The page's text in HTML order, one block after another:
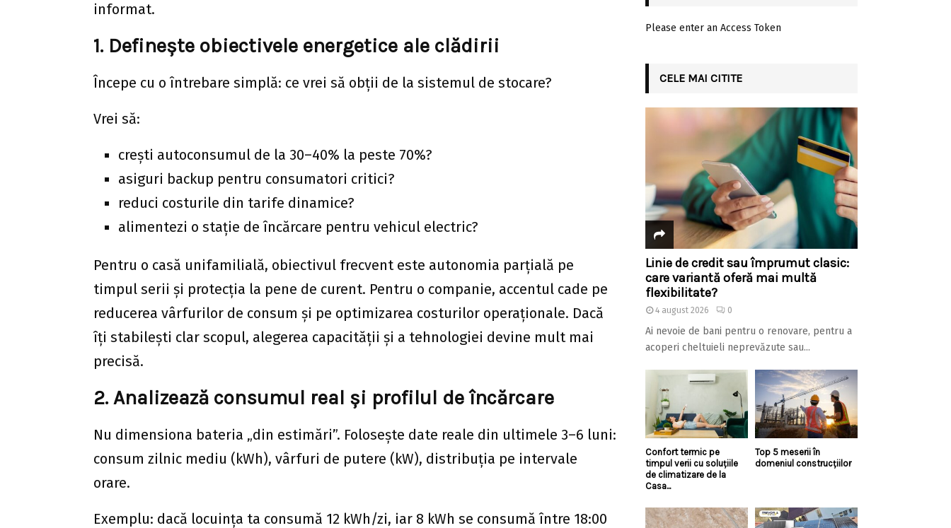
informat.
1. Definește obiectivele energetice ale clădirii
Începe cu o întrebare simplă: ce vrei să obții de la sistemul de stocare?
Vrei să:
crești autoconsumul de la 30–40% la peste 70%?
asiguri backup pentru consumatori critici?
reduci costurile din tarife dinamice?
alimentezi o stație de încărcare pentru vehicul electric?
Pentru o casă unifamilială, obiectivul frecvent este autonomia parțială pe
timpul serii și protecția la pene de curent. Pentru o companie, accentul cade pe
reducerea vârfurilor de consum și pe optimizarea costurilor operaționale. Dacă
îți stabilești clar scopul, alegerea capacității și a tehnologiei devine mult mai
precisă.
2. Analizează consumul real și profilul de încărcare
Nu dimensiona bateria „din estimări”. Folosește date reale din ultimele 3–6 luni:
consum zilnic mediu (kWh), vârfuri de putere (kW), distribuția pe intervale
orare.
Exemplu: dacă locuința ta consumă 12 kWh/zi, iar 8 kWh se consumă între 18:00
Please enter an Access Token
CELE MAI CITITE
Linie de credit sau împrumut clasic:
care variantă oferă mai multă
flexibilitate?
4 august 2026 0
Ai nevoie de bani pentru o renovare, pentru a
acoperi cheltuieli neprevăzute sau...
Confort termic pe
timpul verii cu soluțiile
de climatizare de la
Casa...
Top 5 meserii în
domeniul construcțiilor